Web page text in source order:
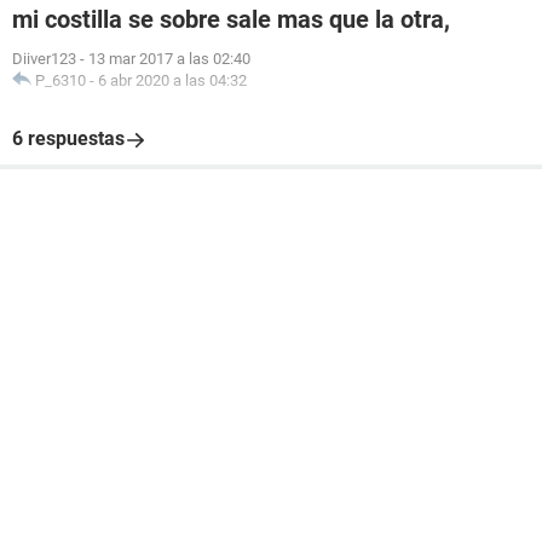
mi costilla se sobre sale mas que la otra,
Diiver123 - 13 mar 2017 a las 02:40
P_6310 - 6 abr 2020 a las 04:32
6 respuestas